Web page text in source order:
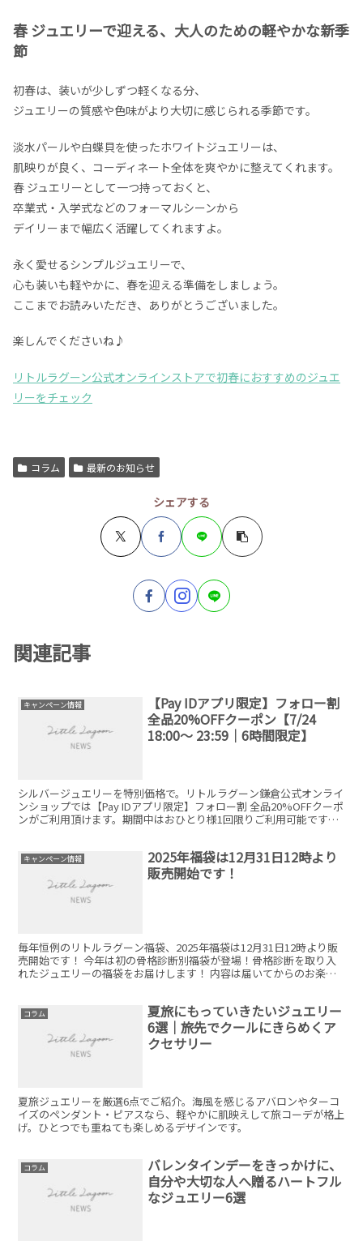
春 ジュエリーで迎える、大人のための軽やかな新季
節
初春は、装いが少しずつ軽くなる分、
ジュエリーの質感や色味がより大切に感じられる季節です。
淡水パールや白蝶貝を使ったホワイトジュエリーは、
肌映りが良く、コーディネート全体を爽やかに整えてくれます。
春 ジュエリーとして一つ持っておくと、
卒業式・入学式などのフォーマルシーンから
デイリーまで幅広く活躍してくれますよ。
永く愛せるシンプルジュエリーで、
心も装いも軽やかに、春を迎える準備をしましょう。
ここまでお読みいただき、ありがとうございました。
楽しんでくださいね♪
リトルラグーン公式オンラインストアで初春におすすめのジュエ
リーをチェック
コラム 最新のお知らせ
シェアする
関連記事
キャンペーン情報
【Pay IDアプリ限定】フォロー割
全品20%OFFクーポン【7/24
18:00～ 23:59│6時間限定】
シルバージュエリーを特別価格で。リトルラグーン鎌倉公式オンライ
ンショップでは【Pay IDアプリ限定】フォロー割 全品20%OFFクーポ
ンがご利用頂けます。期間中はおひとり様1回限りご利用可能です！1
キャンペーン情報
2025年福袋は12月31日12時より
販売開始です！
毎年恒例のリトルラグーン福袋、2025年福袋は12月31日12時より販
売開始です！ 今年は初の骨格診断別福袋が登場！骨格診断を取り入
れたジュエリーの福袋をお届けします！ 内容は届いてからのお楽し
コラム
夏旅にもっていきたいジュエリー
6選｜旅先でクールにきらめくア
クセサリー
夏旅ジュエリーを厳選6点でご紹介。海風を感じるアバロンやターコ
イズのペンダント・ピアスなら、軽やかに肌映えして旅コーデが格上
げ。ひとつでも重ねても楽しめるデザインです。
コラム
バレンタインデーをきっかけに、
自分や大切な人へ贈るハートフル
なジュエリー6選